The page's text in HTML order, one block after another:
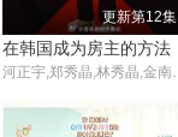
更新第12集
在韩国成为房主的方法